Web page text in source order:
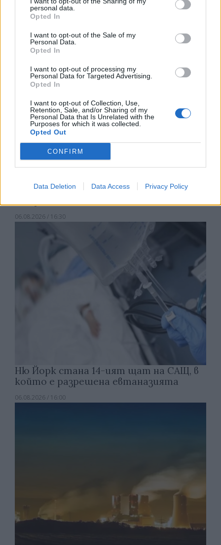
personal data.
Opted In
I want to opt-out of the Sale of my
Personal Data.
Opted In
I want to opt-out of processing my
Personal Data for Targeted Advertising.
Opted In
I want to opt-out of Collection, Use,
Retention, Sale, and/or Sharing of my
Personal Data that Is Unrelated with the
Purposes for which it was collected.
Opted Out
CONFIRM
Data Deletion Data Access Privacy Policy
изграждането на интерконектора
между Гърция и Кипър
06.08.2026 / 17:06
Износът на електромобили от Китай
06.08.2026 / 16:30
Ню Йорк стана 14-ият щат на САЩ, в
който е разрешена евтаназията
06.08.2026 / 16:00